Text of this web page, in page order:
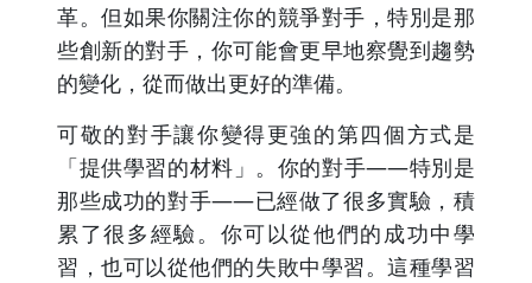
革。但如果你關注你的競爭對手，特別是那
些創新的對手，你可能會更早地察覺到趨勢
的變化，從而做出更好的準備。
可敬的對手讓你變得更強的第四個方式是
「提供學習的材料」。你的對手——特別是
那些成功的對手——已經做了很多實驗，積
累了很多經驗。你可以從他們的成功中學
習，也可以從他們的失敗中學習。這種學習